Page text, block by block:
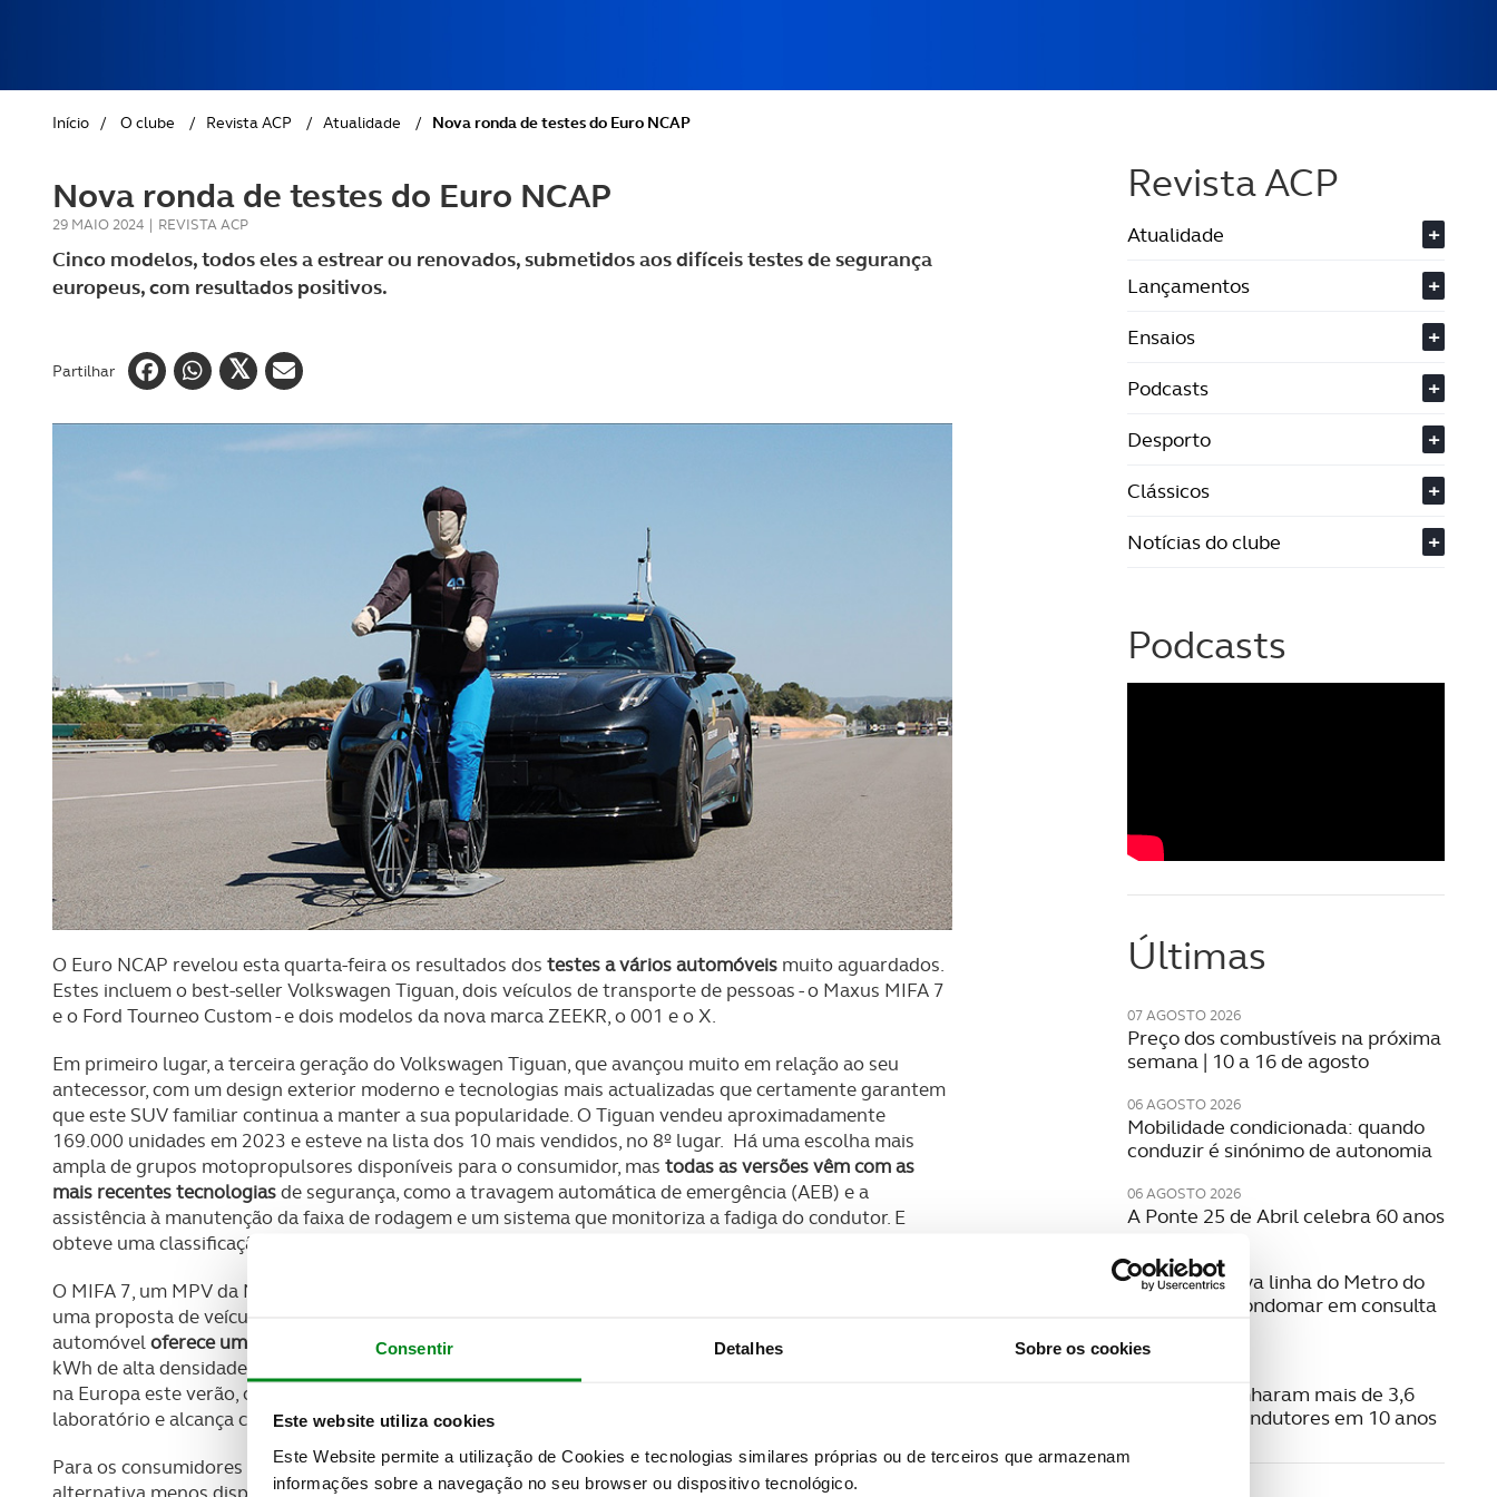
Consentir Detalhes Sobre os cookies
Este website utiliza cookies
Este Website permite a utilização de Cookies e tecnologias similares próprias ou de terceiros que armazenam
informações sobre a navegação no seu browser ou dispositivo tecnológico.
GOLFE
AUTOCARAVANISMO
Início / O clube / Revista ACP / Atualidade / Nova ronda de testes do Euro NCAP
Nova ronda de testes do Euro NCAP
29 MAIO 2024 | REVISTA ACP
Cinco modelos, todos eles a estrear ou renovados, submetidos aos difíceis testes de segurança
europeus, com resultados positivos.
Partilhar
O Euro NCAP revelou esta quarta-feira os resultados dos testes a vários automóveis muito aguardados.
Estes incluem o best-seller Volkswagen Tiguan, dois veículos de transporte de pessoas - o Maxus MIFA 7
e o Ford Tourneo Custom - e dois modelos da nova marca ZEEKR, o 001 e o X.
Em primeiro lugar, a terceira geração do Volkswagen Tiguan, que avançou muito em relação ao seu
antecessor, com um design exterior moderno e tecnologias mais actualizadas que certamente garantem
que este SUV familiar continua a manter a sua popularidade. O Tiguan vendeu aproximadamente
169.000 unidades em 2023 e esteve na lista dos 10 mais vendidos, no 8º lugar. Há uma escolha mais
ampla de grupos motopropulsores disponíveis para o consumidor, mas todas as versões vêm com as
mais recentes tecnologiasde segurança, como a travagem automática de emergência (AEB) e a
assistência à manutenção da faixa de rodagem e um sistema que monitoriza a fadiga do condutor. E
obteve uma classificação de 5 estrelas.
O MIFA 7, um MPV da Maxus, uma divisão da SAIC Motor, com o seu design moderno e sete lugares, é
uma proposta de veículo elétrico de preço acessível que visa reavivar segmentos de mercado. O
automóveloferece um aspeto e uma sensação de excelência
aos seus clientes e o seu “One Pack” de 90
kWh de alta densidade promete uma autonomia de 479 km com uma única carga de bateria. Disponível
na Europa este verão, o automóvel obtém pontuações elevadas durante os testes de colisão em
laboratório e alcança confortavelmente uma classificação geral de 5 estrelas.
Para os consumidores comfamílias numerosas ou que pretendam acomodar mais passageiros, uma
Revista ACP
Atualidade
+
Lançamentos
+
Ensaios
+
Podcasts
+
Desporto
+
Clássicos
+
Notícias do clube
+
Podcasts
Últimas
07 AGOSTO 2026
Preço dos combustíveis na próxima
semana | 10 a 16 de agosto
06 AGOSTO 2026
Mobilidade condicionada: quando
conduzir é sinónimo de autonomia
06 AGOSTO 2026
A Ponte 25 de Abril celebra 60 anos
06 AGOSTO 2026
Estudo da nova linha do Metro do
Porto para Gondomar em consulta
Radares apanharam mais de 3,6
milhões de condutores em 10 anos